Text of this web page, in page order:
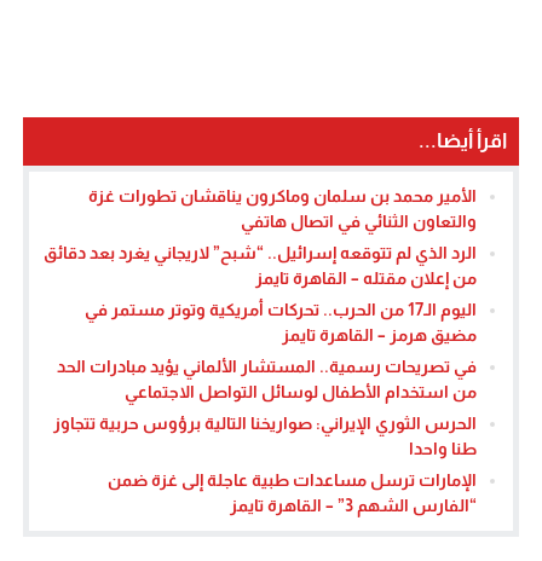
اقرأ أيضا...
الأمير محمد بن سلمان وماكرون يناقشان تطورات غزة
والتعاون الثنائي في اتصال هاتفي
الرد الذي لم تتوقعه إسرائيل.. “شبح” لاريجاني يغرد بعد دقائق
من إعلان مقتله – القاهرة تايمز
اليوم الـ17 من الحرب.. تحركات أمريكية وتوتر مستمر في
مضيق هرمز – القاهرة تايمز
في تصريحات رسمية.. المستشار الألماني يؤيد مبادرات الحد
من استخدام الأطفال لوسائل التواصل الاجتماعي
الحرس الثوري الإيراني: صواريخنا التالية برؤوس حربية تتجاوز
طنا واحدا
الإمارات ترسل مساعدات طبية عاجلة إلى غزة ضمن
“الفارس الشهم 3” – القاهرة تايمز